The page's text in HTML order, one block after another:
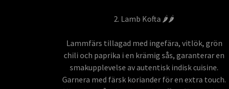
2. Lamb Kofta 🌶️🌶️
Lammfärs tillagad med ingefära, vitlök, grön
chili och paprika i en krämig sås, garanterar en
smakupplevelse av autentisk indisk cuisine.
Garnera med färsk koriander för en extra touch.